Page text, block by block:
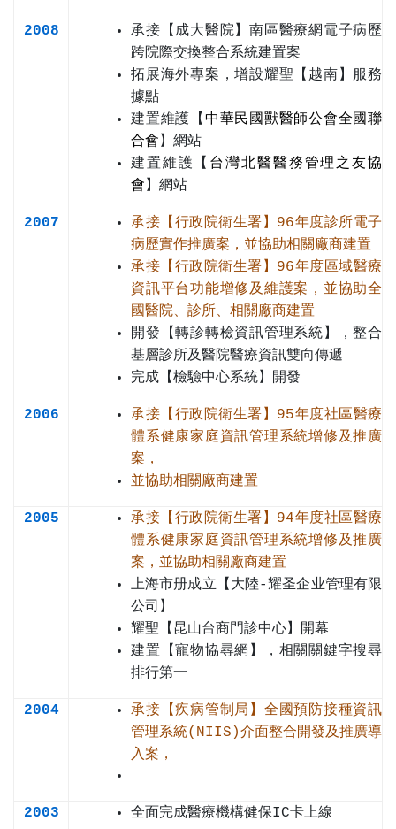
2008
承接【成大醫院】南區醫療網電子病歷
跨院際交換整合系統建置案
拓展海外專案，增設耀聖【越南】服務
據點
建置維護【中華民國獸醫師公會全國聯
合會】網站
建置維護【 台灣北醫醫務管理之友協
會】網站
2007
承接【行政院衛生署】96年度診所電子
病歷實作推廣案，並協助相關廠商建置
承接【行政院衛生署】96年度區域醫療
資訊平台功能增修及維護案，並協助全
國醫院、診所、相關廠商建置
開發【轉診轉檢資訊管理系統】，整合
基層診所及醫院醫療資訊雙向傳遞
完成【檢驗中心系統】開發
2006
承接【行政院衛生署】95年度社區醫療
體系健康家庭資訊管理系統增修及推廣
案，
並協助相關廠商建置
2005
承接【行政院衛生署】94年度社區醫療
體系健康家庭資訊管理系統增修及推廣
案，並協助相關廠商建置
上海市册成立【大陸-耀圣企业管理有限
公司】
耀聖【昆山台商門診中心】開幕
建置【寵物協尋網】，相關關鍵字搜尋
排行第一
2004
承接【疾病管制局】全國預防接種資訊
管理系統(NIIS)介面整合開發及推廣導
入案，
2003 全面完成醫療機構健保IC卡上線